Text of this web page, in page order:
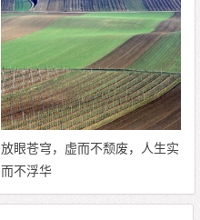
放眼苍穹，虚而不颓废，人生实
而不浮华